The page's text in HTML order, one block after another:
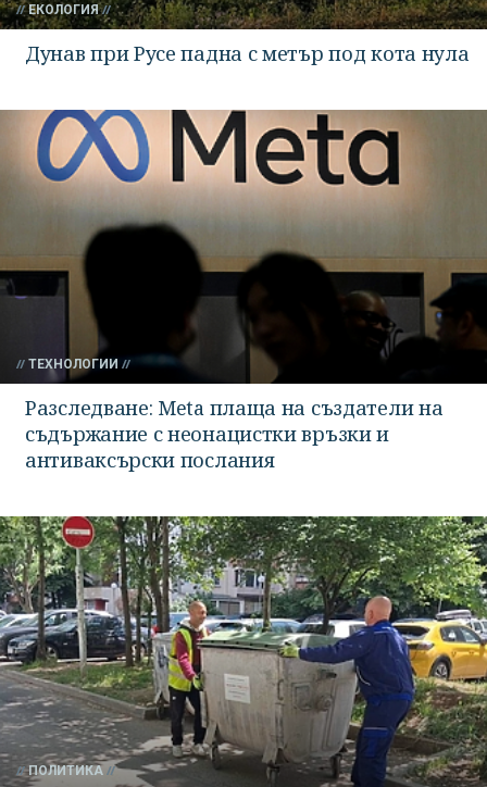
ЕКОЛОГИЯ
Дунав при Русе падна с метър под кота нула
ТЕХНОЛОГИИ
Разследване: Meta плаща на създатели на
съдържание с неонацистки връзки и
антиваксърски послания
ПОЛИТИКА